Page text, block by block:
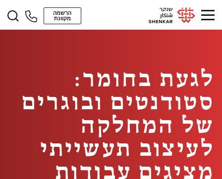
הרשמה
מקוונת
לגעת בחומר:
סטודנטים ובוגרים
של המחלקה
לעיצוב תעשייתי
מציגים עבודות